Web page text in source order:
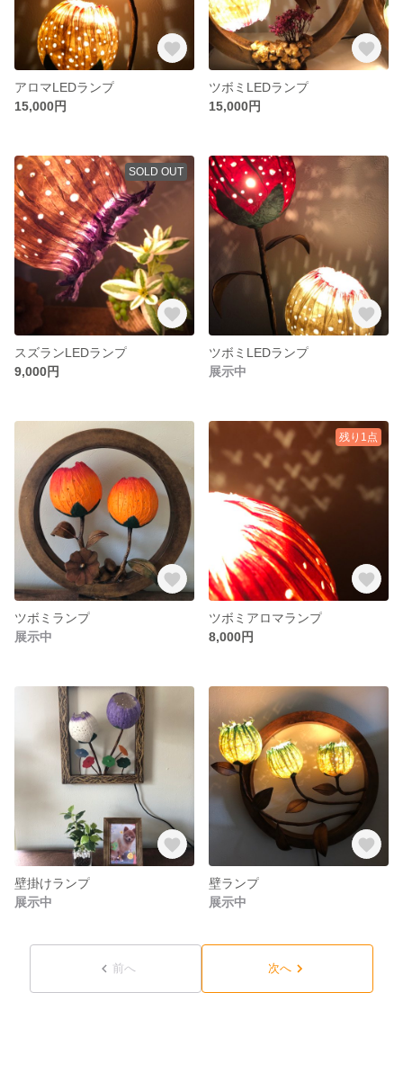
アロマLEDランプ
15,000円
ツボミLEDランプ
15,000円
SOLD OUT
スズランLEDランプ
9,000円
ツボミLEDランプ
展示中
ツボミランプ
展示中
残り1点
ツボミアロマランプ
8,000円
壁掛けランプ
展示中
壁ランプ
展示中
前へ 次へ